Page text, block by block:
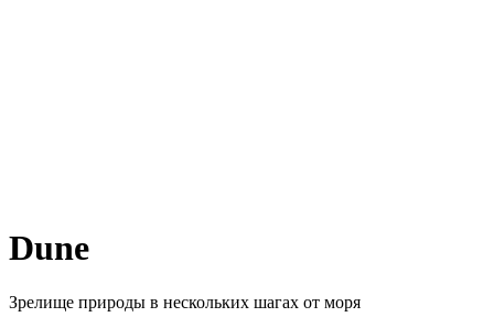
Dune
Зрелище природы в нескольких шагах от моря